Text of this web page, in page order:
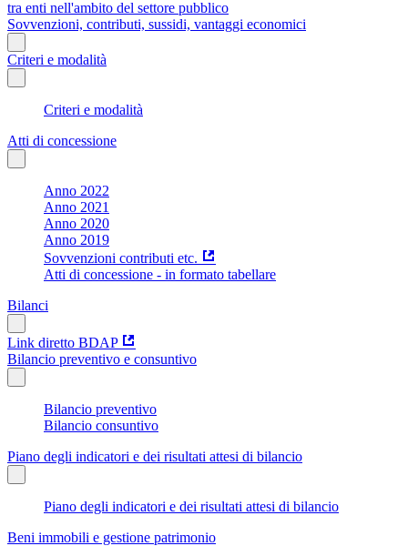
tra enti nell'ambito del settore pubblico
Sovvenzioni, contributi, sussidi, vantaggi economici
Criteri e modalità
Criteri e modalità
Atti di concessione
Anno 2022
Anno 2021
Anno 2020
Anno 2019
Sovvenzioni contributi etc.
Atti di concessione - in formato tabellare
Bilanci
Link diretto BDAP
Bilancio preventivo e consuntivo
Bilancio preventivo
Bilancio consuntivo
Piano degli indicatori e dei risultati attesi di bilancio
Piano degli indicatori e dei risultati attesi di bilancio
Beni immobili e gestione patrimonio